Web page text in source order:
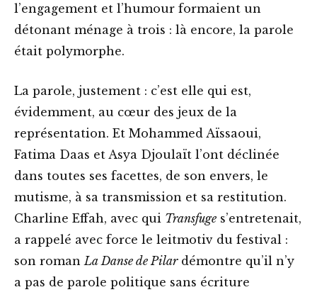
l’engagement et l’humour formaient un
détonant ménage à trois : là encore, la parole
était polymorphe.
La parole, justement : c’est elle qui est,
évidemment, au cœur des jeux de la
représentation. Et Mohammed Aïssaoui,
Fatima Daas et Asya Djoulaït l’ont déclinée
dans toutes ses facettes, de son envers, le
mutisme, à sa transmission et sa restitution.
Charline Effah, avec qui Transfuge s’entretenait,
a rappelé avec force le leitmotiv du festival :
son roman La Danse de Pilardémontre qu’il n’y
a pas de parole politique sans écriture